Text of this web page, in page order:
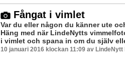
Fångat i vimlet
Var du eller någon du känner ute
Häng med när LindeNytts
i vimlet och spana in om du själv
10 januari 2016 klockan 11:09 av LindeNytt